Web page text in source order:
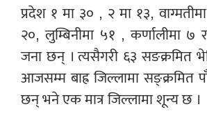
प्रदेश १ मा ३० , २ मा १३,
२०, लुम्बिनीमा ५१ , कर्णालीमा ७
जना छन् । त्यसैगरी ६३ सङक्रमित
आजसम्म बाह्र जिल्लामा सङ्क्रमित
छन् भने एक मात्र जिल्लामा शून्य छ ।